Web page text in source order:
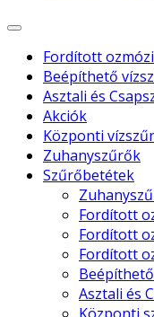
Fordított
Beépíthető
Asztali és
Akciók
Központi
Zuhanyszűrők
Szűrőbetétek
Fordított
Fordított
Fordított
Asztali és